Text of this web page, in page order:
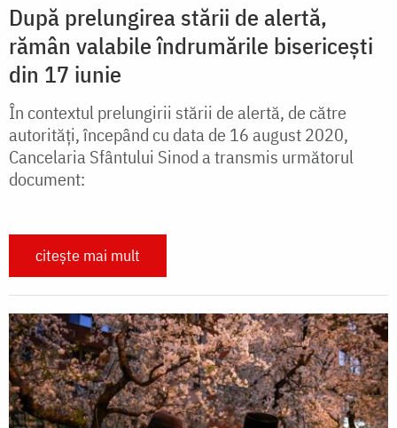
După prelungirea stării de alertă,
rămân valabile îndrumările bisericești
din 17 iunie
În contextul prelungirii stării de alertă, de către
autorități, începând cu data de 16 august 2020,
Cancelaria Sfântului Sinod a transmis următorul
document:
citește mai mult